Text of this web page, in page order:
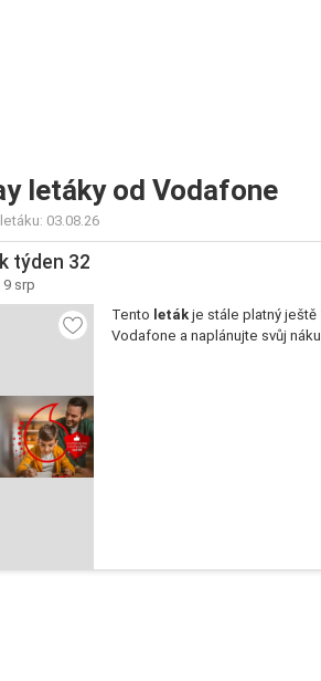
letáky od Vodafone
03.08.26
týden 32
srp
Tento leták je stále platný ještě
Vodafone a naplánujte svůj